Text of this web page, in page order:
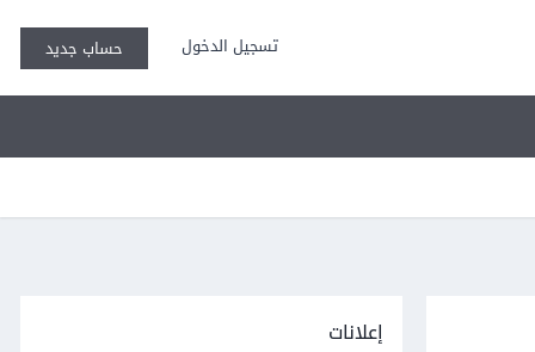
تسجيل الدخول حساب جديد
إعلانات